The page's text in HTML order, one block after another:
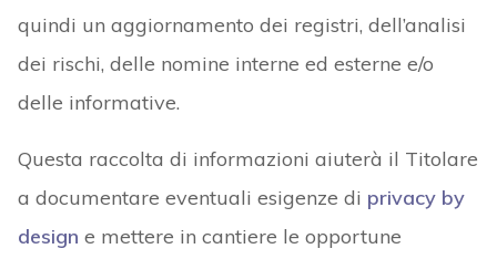
quindi un aggiornamento dei registri, dell’analisi
dei rischi, delle nomine interne ed esterne e/o
delle informative.
Questa raccolta di informazioni aiuterà il Titolare
a documentare eventuali esigenze di privacy by
design e mettere in cantiere le opportune